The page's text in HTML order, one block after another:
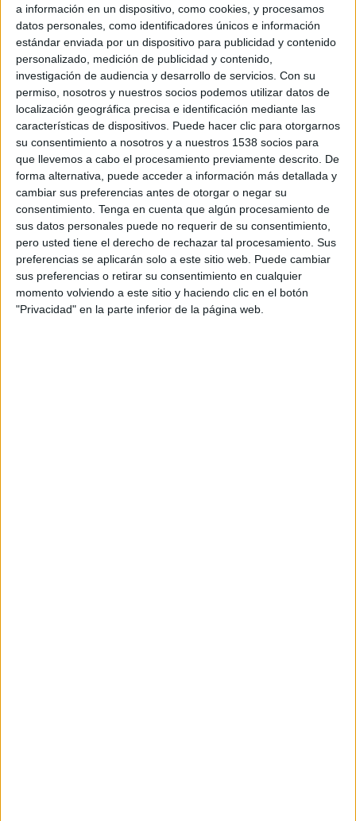
a información en un dispositivo, como cookies, y procesamos
datos personales, como identificadores únicos e información
estándar enviada por un dispositivo para publicidad y contenido
personalizado, medición de publicidad y contenido,
investigación de audiencia y desarrollo de servicios. Con su
permiso, nosotros y nuestros socios podemos utilizar datos de
localización geográfica precisa e identificación mediante las
características de dispositivos. Puede hacer clic para otorgarnos
su consentimiento a nosotros y a nuestros 1538 socios para
que llevemos a cabo el procesamiento previamente descrito. De
forma alternativa, puede acceder a información más detallada y
cambiar sus preferencias antes de otorgar o negar su
consentimiento. Tenga en cuenta que algún procesamiento de
sus datos personales puede no requerir de su consentimiento,
pero usted tiene el derecho de rechazar tal procesamiento. Sus
preferencias se aplicarán solo a este sitio web. Puede cambiar
sus preferencias o retirar su consentimiento en cualquier
momento volviendo a este sitio y haciendo clic en el botón
"Privacidad" en la parte inferior de la página web.
expectatives biotecnològiques relacionades
amb l'elaboració de fibra òptica, de materials i
estructures arquitectòniques, d'encapsulació
termoestable en sílice de vacunes víriques i
d'ARNm, i de teràpies experimentals de
regeneració òssia en mamífers, entre d'altres
possibilitats.
Tot i això, els avenços en les potencials
aplicacions es veuen alentits per problemes per
controlar amb micro resolució espacial la
deposició de la sílice durant el procés de
polimerització. Per això, un coneixement més
profund d'aquests animals marins pot, per una
banda, revelar claus evolutives i, de l'altra,